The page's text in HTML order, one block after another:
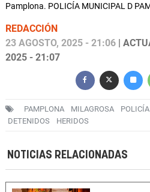
Pamplona. POLICÍA MUNICIPAL D
REDACCIÓN
23 AGOSTO, 2025 - 21:06 |
2025 - 21:07
PAMPLONA MILAGROSA
DETENIDOS
HERIDOS
NOTICIAS RELACIONADAS